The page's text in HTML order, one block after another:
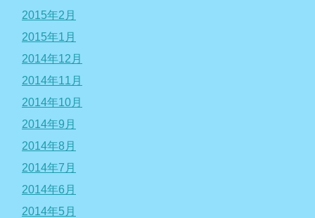
2015年2月
2015年1月
2014年12月
2014年11月
2014年10月
2014年9月
2014年8月
2014年7月
2014年6月
2014年5月